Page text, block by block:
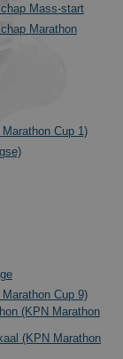
Mass-start
Marathon
Cup 1)
Cup 9)
(KPN Marathon
(KPN Marathon
by website
to be a new
1 jaar 1
maand
This cookie is
used by
Google
Analytics to